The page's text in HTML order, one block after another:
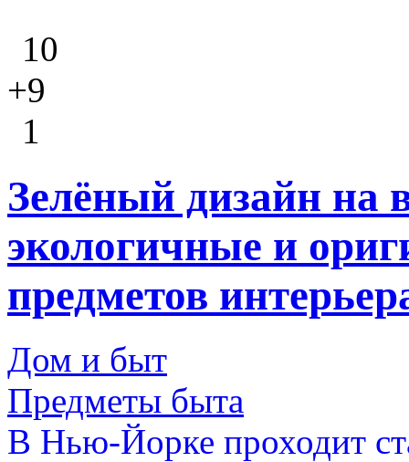
10
+9
1
Зелёный дизайн
экологичные и
предметов
Дом и быт
Предметы быта
В Нью-Йорке проходит